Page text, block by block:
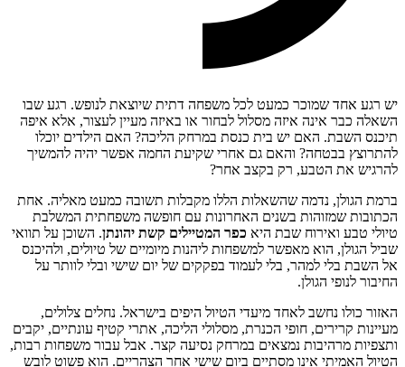
יש רגע אחד שמוכר כמעט לכל משפחה דתית שיוצאת לנופש. רגע שבו
השאלה כבר אינה איזה מסלול לבחור או באיזה מעיין לעצור, אלא איפה
תיכנס השבת. האם יש בית כנסת במרחק הליכה? האם הילדים יוכלו
להתרוצץ בבטחה? והאם גם אחרי שקיעת החמה אפשר יהיה להמשיך
להרגיש את הטבע, רק בקצב אחר?
ברמת הגולן, נדמה שהשאלות הללו מקבלות תשובה כמעט מאליה. אחת
הכתובות שמזוהות בשנים האחרונות עם חופשה משפחתית המשלבת
טיולי טבע ואירוח שבת היא כפר המטיילים קשת יהונתן. השוכן על תוואי
שביל הגולן, הוא מאפשר למשפחות ליהנות מיומיים של טיולים, ולהיכנס
אל השבת בלי למהר, בלי לעמוד בפקקים של יום שישי ובלי לוותר על
החיבור לנופי הגולן.
האזור כולו נחשב לאחד מיעדי הטיול היפים בישראל. נחלים צלולים,
מעיינות קרירים, חופי הכנרת, מסלולי הליכה, אתרי קטיף עונתיים, יקבים
ותצפיות מרהיבות נמצאים במרחק נסיעה קצר. אבל עבור משפחות רבות,
הטיול האמיתי אינו מסתיים ביום שישי אחר הצהריים. הוא פשוט לובש